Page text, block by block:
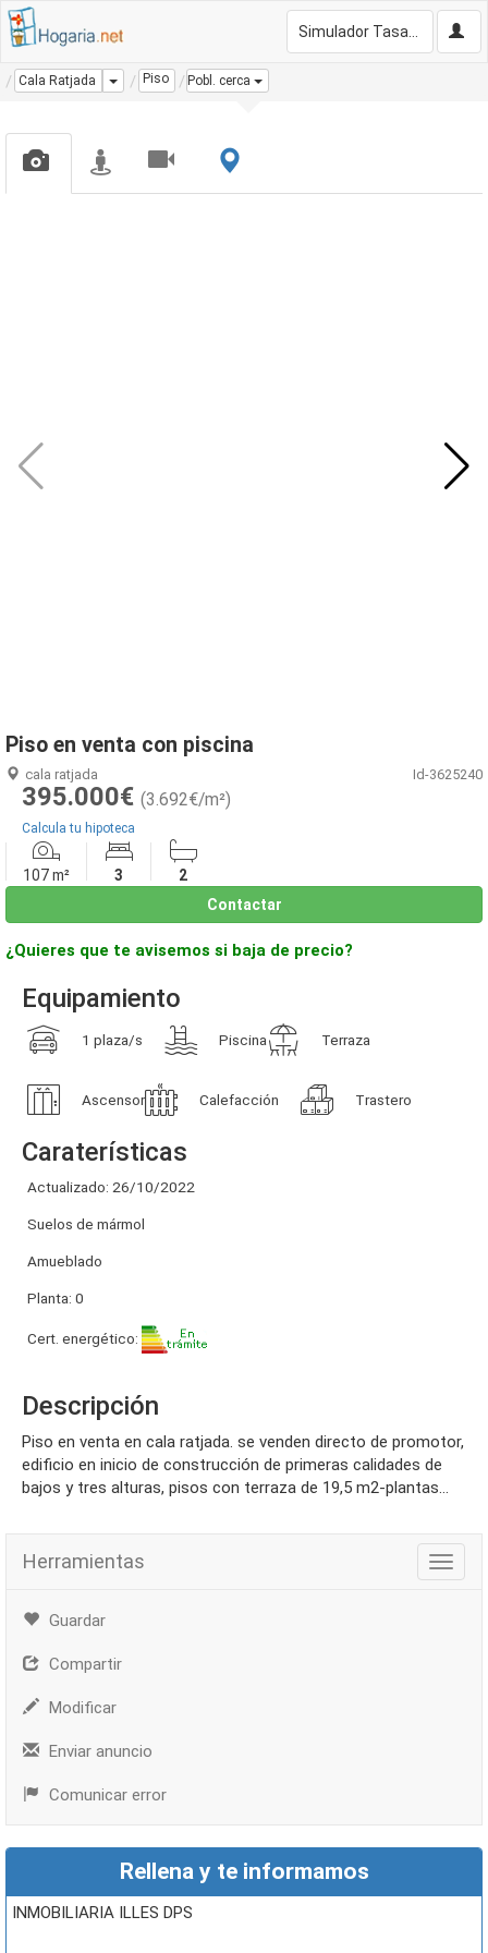
Cala Ratjada Dropdown
Piso Pobl. cerca
Piso en venta con piscina
cala ratjada Id-3625240
395.000€ (3.692€/m²)
Calcula tu hipoteca
107 m² 3
2
Contactar
¿Quieres que te avisemos si baja de precio?
Equipamiento
1 plaza/s Piscina Terraza
Ascensor Calefacción Trastero
Caraterísticas
Actualizado: 26/10/2022
Suelos de mármol
Amueblado
Planta: 0
Cert. energético:
Descripción
piso en venta en cala ratjada. se venden directo de promotor,
edificio en inicio de construcción de primeras calidades de
bajos y tres alturas, pisos con terraza de 19,5 m2-plantas...
Herramientas
Guardar
Compartir
Modificar
Enviar anuncio
Comunicar error
Rellena y te informamos
INMOBILIARIA ILLES DPS